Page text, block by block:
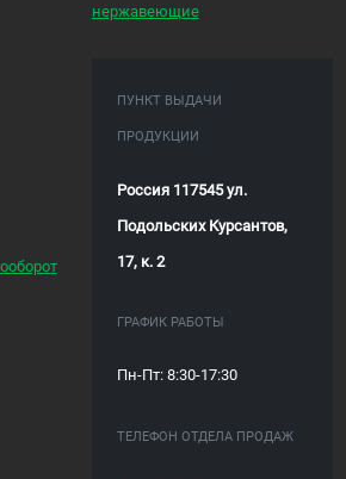
нержавеющие
ПУНКТ ВЫДАЧИ
ПРОДУКЦИИ
Россия 117545 ул.
Подольских Курсантов,
17, к. 2
ГРАФИК РАБОТЫ
Пн-Пт: 8:30-17:30
ТЕЛЕФОН ОТДЕЛА ПРОДАЖ